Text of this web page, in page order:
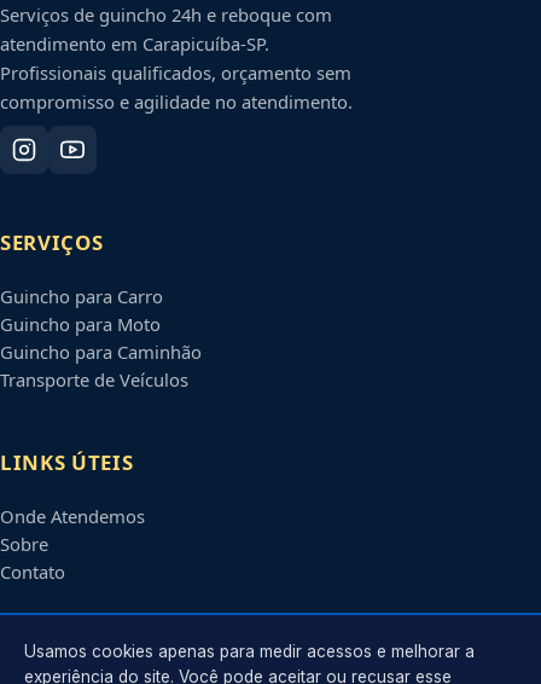
Serviços de guincho 24h e reboque com
atendimento em Carapicuíba-SP.
Profissionais qualificados, orçamento sem
compromisso e agilidade no atendimento.
SERVIÇOS
Guincho para Carro
Guincho para Moto
Guincho para Caminhão
Transporte de Veículos
LINKS ÚTEIS
Onde Atendemos
Sobre
Contato
CONTATO
Usamos cookies apenas para medir acessos e melhorar a
experiência do site. Você pode aceitar ou recusar esse